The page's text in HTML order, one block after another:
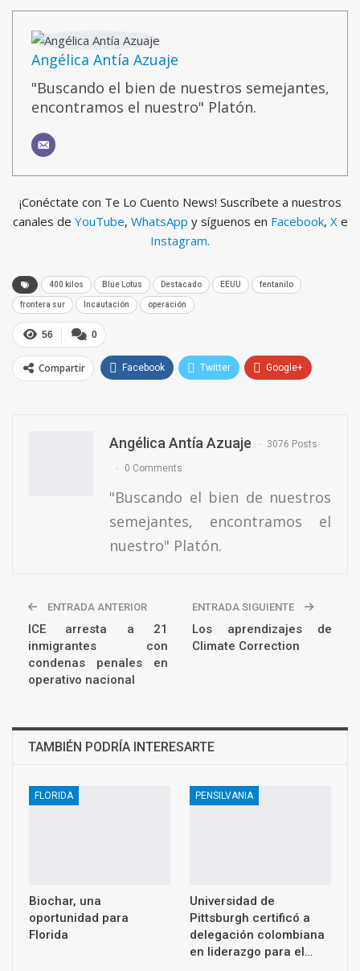
Angélica Antía Azuaje
"Buscando el bien de nuestros semejantes,
encontramos el nuestro" Platón.
¡Conéctate con Te Lo Cuento News! Suscríbete a nuestros
canales de YouTube, WhatsApp y síguenos en Facebook, X e
Instagram.
400 kilos Blue Lotus Destacado EEUU fentanilo
frontera sur Incautación operación
0
56
Compartir Facebook Twitter Google+
Angélica Antía Azuaje 3076 Posts
0 Comments
"Buscando el bien de nuestros
semejantes, encontramos el
nuestro" Platón.
ENTRADA ANTERIOR
ICE arresta a 21
inmigrantes con
condenas penales en
operativo nacional
ENTRADA SIGUIENTE
Los aprendizajes de
Climate Correction
TAMBIÉN PODRÍA INTERESARTE
FLORIDA
Biochar, una
oportunidad para
Florida
PENSILVANIA
Universidad de
Pittsburgh certificó a
delegación colombiana
en liderazgo para el…